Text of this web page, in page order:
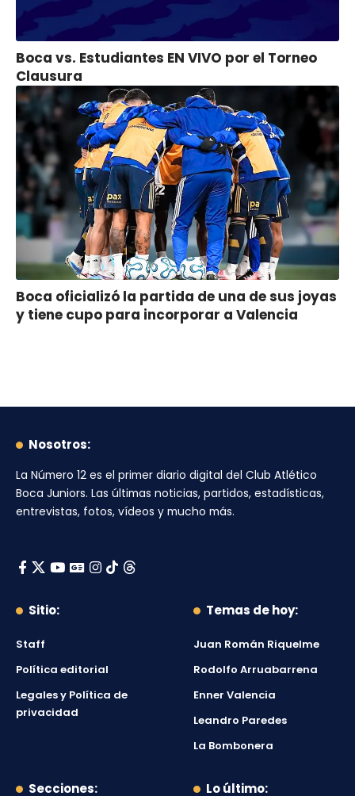
Boca vs. Estudiantes EN VIVO por el Torneo
Clausura
Boca oficializó la partida de una de sus joyas
y tiene cupo para incorporar a Valencia
Nosotros:
La Número 12 es el primer diario digital del Club Atlético
Boca Juniors. Las últimas noticias, partidos, estadísticas,
entrevistas, fotos, vídeos y mucho más.
Sitio:
Staff
Política editorial
Legales y Política de
privacidad
Temas de hoy:
Juan Román Riquelme
Rodolfo Arruabarrena
Enner Valencia
Leandro Paredes
La Bombonera
Secciones: Lo último: